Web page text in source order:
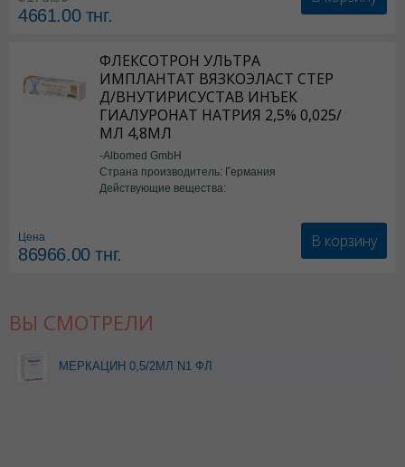
4661.00тнг.
ФЛЕКСОТРОН УЛЬТРА
ИМПЛАНТАТ ВЯЗКОЭЛАСТ СТЕР
Д/ВНУТИРИСУСТАВ ИНЪЕК
ГИАЛУРОНАТ НАТРИЯ 2,5% 0,025/
МЛ 4,8МЛ
-Albomed GmbH
Страна производитель: Германия
Действующие вещества:
Цена
86966.00тнг.
В корзину
ВЫ СМОТРЕЛИ
МЕРКАЦИН 0,5/2МЛ N1 ФЛ